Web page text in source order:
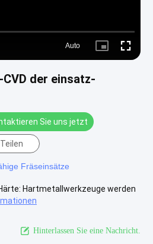
Auto
Picture- Fullscreen
der einsatz-
Sie uns jetzt
Teilen
Fräseinsätze
Hartmetallwerkzeuge werden
Hinterlassen Sie eine Nachricht.